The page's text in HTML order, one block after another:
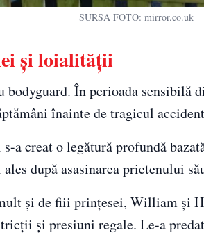
SURSA FOTO: mirror.co.uk
și loialității
bodyguard. În perioada sensibilă
înainte de tragicul
a creat o legătură profundă
după asasinarea prietenului
și de fiii prințesei, William și
și presiuni regale. Le-a